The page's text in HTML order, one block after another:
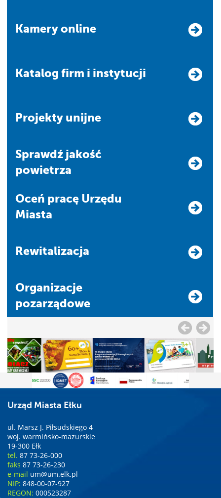
Kamery online
Katalog firm i instytucji
Projekty unijne
Sprawdź jakość
powietrza
Oceń pracę Urzędu
Miasta
Rewitalizacja
Organizacje
pozarządowe
Urząd Miasta Ełku
ul. Marsz J. Piłsudskiego 4
woj. warmińsko-mazurskie
19-300 Ełk
tel. 87 73-26-000
faks 87 73-26-230
e-mail um@um.elk.pl
NIP: 848-00-07-927
REGON: 000523287